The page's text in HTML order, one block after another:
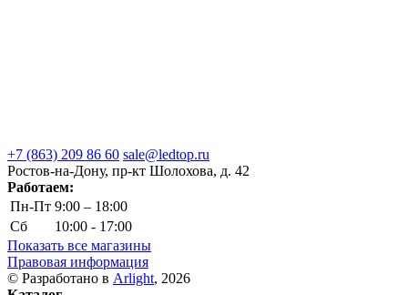
+7 (863) 209 86 60 sale@ledtop.ru
Ростов-на-Дону, пр-кт Шолохова, д. 42
Работаем:
Пн-Пт 9:00 – 18:00
Сб
10:00 - 17:00
Показать все магазины
Правовая информация
© Разработано в Arlight, 2026